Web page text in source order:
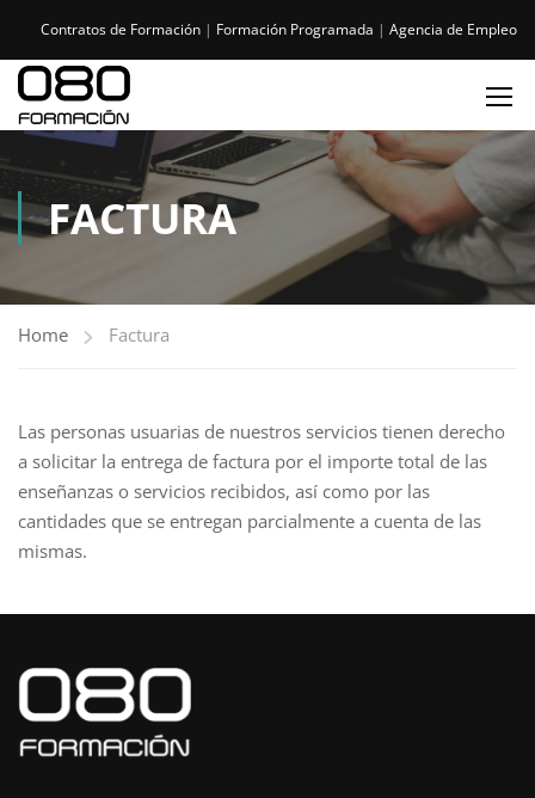
Contratos de Formación | Formación Programada | Agencia de Empleo
FACTURA
Home Factura
Las personas usuarias de nuestros servicios tienen derecho
a solicitar la entrega de factura por el importe total de las
enseñanzas o servicios recibidos, así como por las
cantidades que se entregan parcialmente a cuenta de las
mismas.